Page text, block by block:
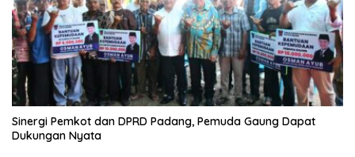
Sinergi Pemkot dan DPRD Padang, Pemuda Gaung Dapat
Dukungan Nyata